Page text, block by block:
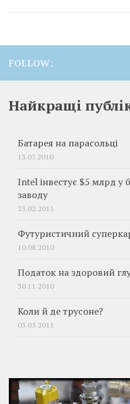
FOLLOW:
Найкращі
Батарея на парасольці
13.07.2010
Intel інвестує $5 млрд у
заводу
23.02.2011
Футуристичний
10.08.2010
Податок на здоровий
30.11.2010
Коли й де трусоне?
03.05.2011